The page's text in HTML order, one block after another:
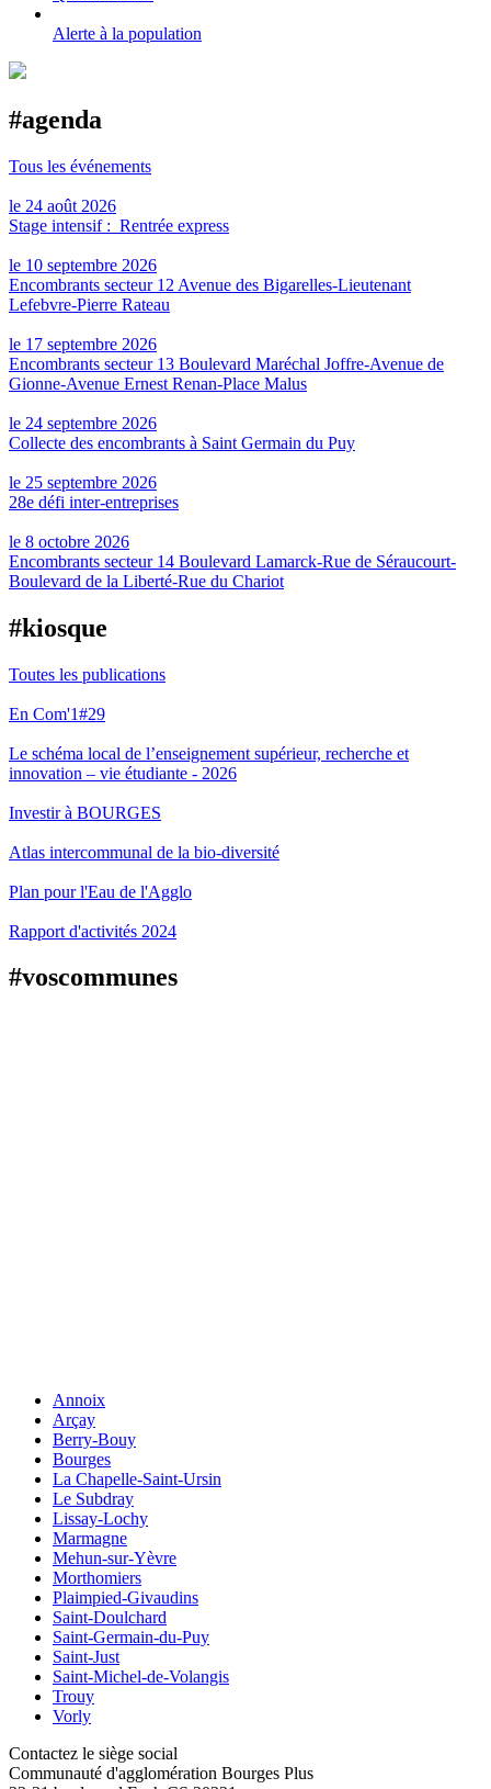
Alerte à la population
#agenda
Tous les événements
le 24 août 2026
Stage intensif : Rentrée express
le 10 septembre 2026
Encombrants secteur 12 Avenue des Bigarelles-Lieutenant
Lefebvre-Pierre Rateau
le 17 septembre 2026
Encombrants secteur 13 Boulevard Maréchal Joffre-Avenue de
Gionne-Avenue Ernest Renan-Place Malus
le 24 septembre 2026
Collecte des encombrants à Saint Germain du Puy
le 25 septembre 2026
28e défi inter-entreprises
le 8 octobre 2026
Encombrants secteur 14 Boulevard Lamarck-Rue de Séraucourt-
Boulevard de la Liberté-Rue du Chariot
#kiosque
Toutes les publications
En Com'1#29
Le schéma local de l’enseignement supérieur, recherche et
innovation – vie étudiante - 2026
Investir à BOURGES
Atlas intercommunal de la bio-diversité
Plan pour l'Eau de l'Agglo
Rapport d'activités 2024
#voscommunes
Annoix
Arçay
Berry-Bouy
Bourges
La Chapelle-Saint-Ursin
Le Subdray
Lissay-Lochy
Marmagne
Mehun-sur-Yèvre
Morthomiers
Plaimpied-Givaudins
Saint-Doulchard
Saint-Germain-du-Puy
Saint-Just
Saint-Michel-de-Volangis
Trouy
Vorly
Contactez le siège social
Communauté d'agglomération Bourges Plus